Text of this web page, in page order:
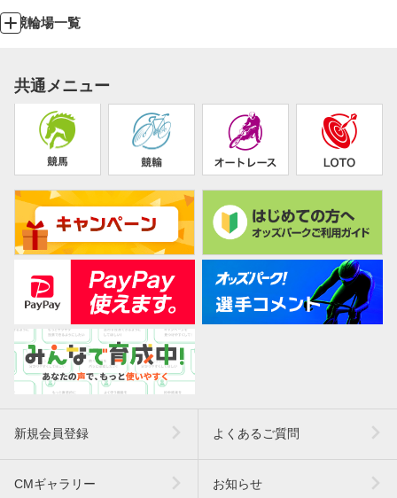
競輪場一覧
共通メニュー
新規会員登録 よくあるご質問
CMギャラリー お知らせ